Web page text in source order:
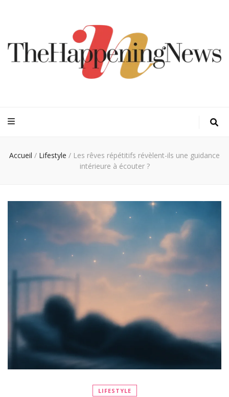
Accueil / Lifestyle / Les rêves répétitifs révèlent-ils une guidance
intérieure à écouter ?
LIFESTYLE